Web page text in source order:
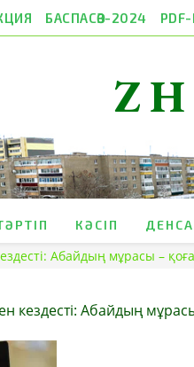
БАСПАСӨЗ-2024
КӘСІП
Абайдың мұрасы –
Абайдың мұрасы